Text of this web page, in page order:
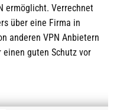
ermöglicht. Verrechnet
über eine Firma in
anderen VPN Anbietern
guten Schutz vor